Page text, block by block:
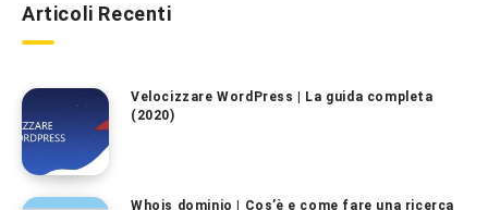
Articoli Recenti
Velocizzare WordPress | La guida completa
(2020)
Whois dominio | Cos’è e come fare una ricerca